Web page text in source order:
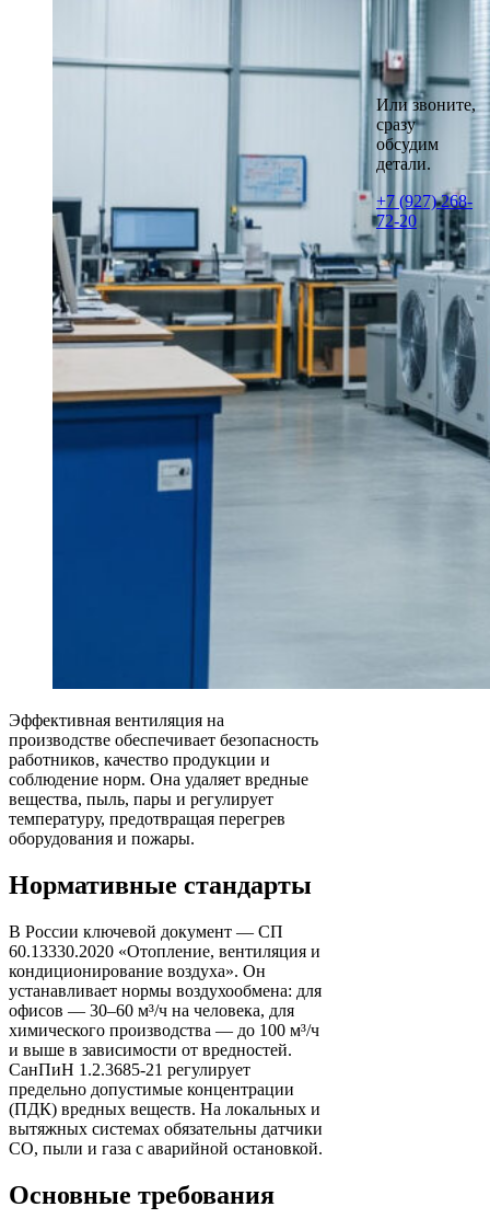
Эффективная вентиляция на
производстве обеспечивает безопасность
работников, качество продукции и
соблюдение норм. Она удаляет вредные
вещества, пыль, пары и регулирует
температуру, предотвращая перегрев
оборудования и пожары.
Нормативные стандарты
В России ключевой документ — СП
60.13330.2020 «Отопление, вентиляция и
кондиционирование воздуха». Он
устанавливает нормы воздухообмена: для
офисов — 30–60 м³/ч на человека, для
химического производства — до 100 м³/ч
и выше в зависимости от вредностей.
СанПиН 1.2.3685-21 регулирует
предельно допустимые концентрации
(ПДК) вредных веществ. На локальных и
вытяжных системах обязательны датчики
CO, пыли и газа с аварийной остановкой.
Основные требования
Или звоните,
сразу
обсудим
детали.
+7 (927) 268-
72-20